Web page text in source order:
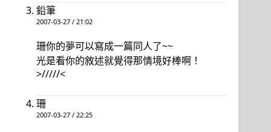
鉛筆
2007-03-27 / 21:02
珊你的夢可以寫成一篇同人了~~
光是看你的敘述就覺得那情境好棒啊！
>/////<
珊
2007-03-27 / 22:25